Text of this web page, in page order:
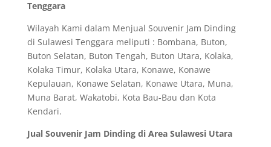
Tenggara
Wilayah Kami dalam Menjual Souvenir Jam Dinding
di Sulawesi Tenggara meliputi : Bombana, Buton,
Buton Selatan, Buton Tengah, Buton Utara, Kolaka,
Kolaka Timur, Kolaka Utara, Konawe, Konawe
Kepulauan, Konawe Selatan, Konawe Utara, Muna,
Muna Barat, Wakatobi, Kota Bau-Bau dan Kota
Kendari.
Jual Souvenir Jam Dinding di Area Sulawesi Utara